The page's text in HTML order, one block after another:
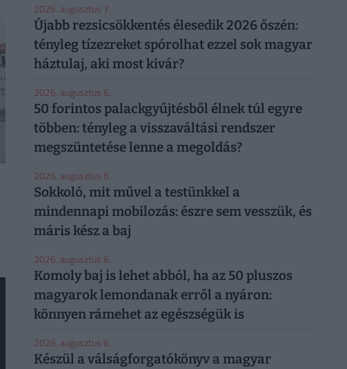
2026. augusztus 7.
Újabb rezsicsökkentés élesedik 2026 őszén:
tényleg tízezreket spórolhat ezzel sok magyar
háztulaj, aki most kivár?
2026. augusztus 6.
50 forintos palackgyűjtésből élnek túl egyre
többen: tényleg a visszaváltási rendszer
megszüntetése lenne a megoldás?
2026. augusztus 6.
Sokkoló, mit művel a testünkkel a
mindennapi mobilozás: észre sem vesszük, és
máris kész a baj
2026. augusztus 6.
Komoly baj is lehet abból, ha az 50 pluszos
magyarok lemondanak erről a nyáron:
könnyen rámehet az egészségük is
2026. augusztus 6.
Készül a válságforgatókönyv a magyar